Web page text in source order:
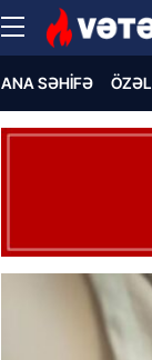
ANA SƏHIFƏ ÖZƏL